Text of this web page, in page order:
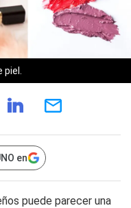
en
puede parecer una